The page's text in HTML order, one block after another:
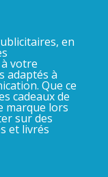
en
votre
adaptés à
Que ce
cadeaux de
marque lors
sur des
et livrés